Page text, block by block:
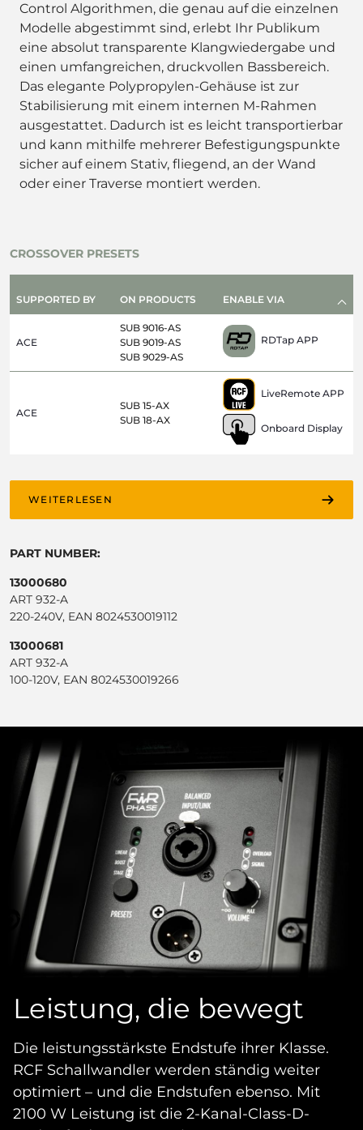
Control Algorithmen, die genau auf die einzelnen
Modelle abgestimmt sind, erlebt Ihr Publikum
eine absolut transparente Klangwiedergabe und
einen umfangreichen, druckvollen Bassbereich.
Das elegante Polypropylen-Gehäuse ist zur
Stabilisierung mit einem internen M-Rahmen
ausgestattet. Dadurch ist es leicht transportierbar
und kann mithilfe mehrerer Befestigungspunkte
sicher auf einem Stativ, fliegend, an der Wand
oder einer Traverse montiert werden.
CROSSOVER PRESETS
SUPPORTED BY ON PRODUCTS ENABLE VIA
ACE
SUB 9016-AS
SUB 9019-AS
SUB 9029-AS
RDTap APP
ACE
SUB 15-AX
SUB 18-AX
LiveRemote APP
Onboard Display
WEITERLESEN
PART NUMBER:
13000680
ART 932-A
220-240V, EAN 8024530019112
13000681
ART 932-A
100-120V, EAN 8024530019266
Leistung, die bewegt
Die leistungsstärkste Endstufe ihrer Klasse.
RCF Schallwandler werden ständig weiter
optimiert – und die Endstufen ebenso. Mit
2100 W Leistung ist die 2-Kanal-Class-D-